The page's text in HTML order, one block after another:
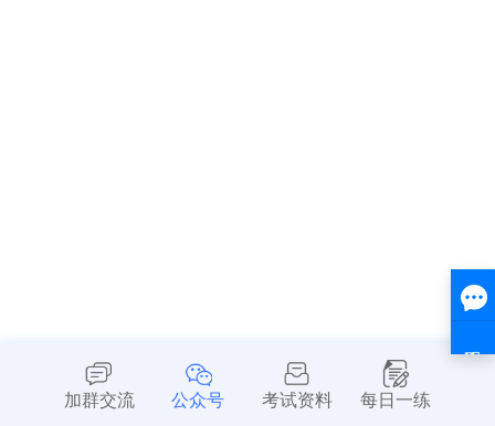
加群交流 公众号 考试资料 每日一练